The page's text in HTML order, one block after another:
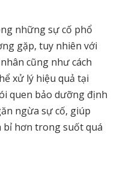
những sự cố phổ
gặp, tuy nhiên với
cũng như cách
xử lý hiệu quả tại
quen bảo dưỡng định
ngừa sự cố, giúp
bỉ hơn trong suốt quá